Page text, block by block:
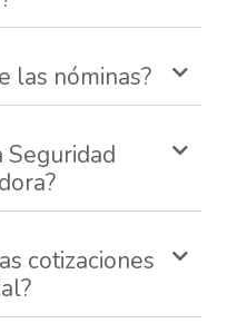
las nóminas?
Seguridad
cotizaciones